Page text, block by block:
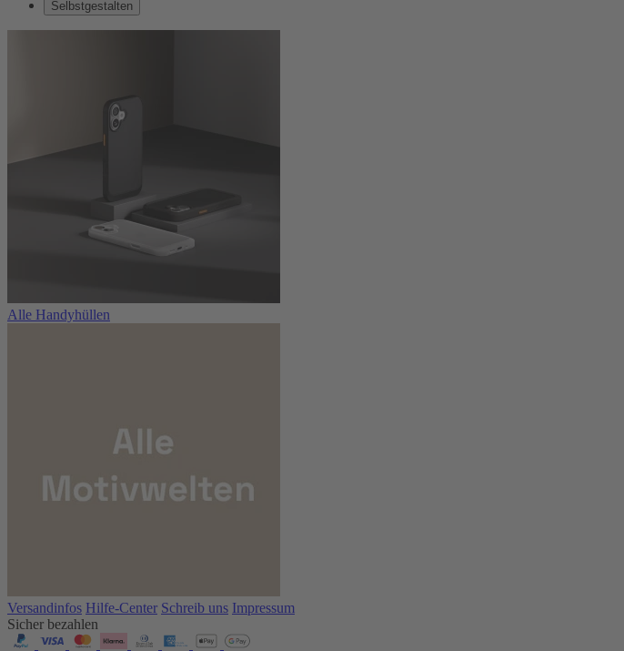
Selbstgestalten
Alle Handyhüllen
Versandinfos Hilfe-Center Schreib uns Impressum
Sicher bezahlen